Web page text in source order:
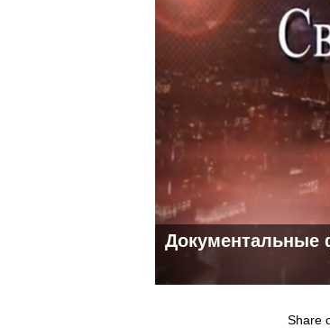
Документальные
Share